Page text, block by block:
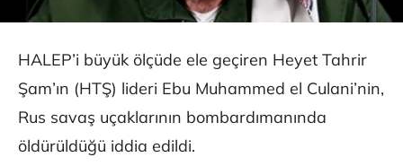
HALEP’i büyük ölçüde ele geçiren Heyet Tahrir
Şam’ın (HTŞ) lideri Ebu Muhammed el Culani’nin,
Rus savaş uçaklarının bombardımanında
öldürüldüğü iddia edildi.